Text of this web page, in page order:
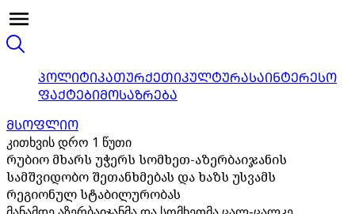
ᲞᲝᲚᲘᲢᲘᲙᲐᲗᲣᲠᲥᲔᲗᲘᲙᲣᲚᲢᲣᲠᲐᲡᲐᲘᲜᲢᲔᲠᲔᲡᲝ
ᲤᲐᲥᲢᲔᲑᲘᲛᲝᲡᲐᲖᲠᲔᲑᲐ
ᲛᲡᲝᲤᲚᲘᲝ
კითხვის დრო 1 წუთი
რუბიო მხარს უჭერს სომხეთ-აზერბაიჯანის
სამშვიდობო შეთანხმებას და ხაზს უსვამს
რეგიონულ სტაბილურობას